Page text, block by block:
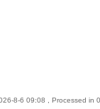
8-6 09:08 , Processed in